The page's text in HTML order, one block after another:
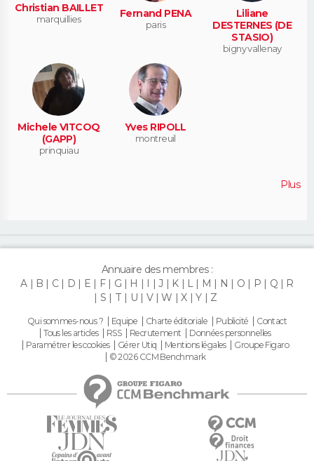
Christian BAILLET
marquillies Fernand PENA
paris
Liliane
DESTERNES (DE
STASIO)
bigny vallenay
Michele VITCOQ
(GAPP)
prinquiau
Yves RIPOLL
montreuil
Plus
Annuaire des membres :
A
B C D E F G H I J K L M N O P Q
R
S
T U V W X Y Z
Qui sommes-nous ? Equipe Charte éditoriale Publicité
Contact
Tous les articles
RSS Recrutement
Données personnelles
Paramétrer les cookies
Gérer Utiq Mentions légales
Groupe Figaro
© 2026 CCM Benchmark